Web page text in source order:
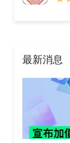
最新消息